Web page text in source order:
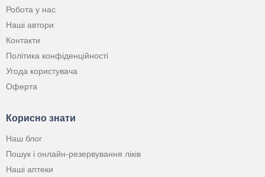
Робота у нас
Наші автори
Контакти
Політика конфіденційності
Угода користувача
Оферта
Корисно знати
Наш блог
Пошук і онлайн-резервування ліків
Наші аптеки